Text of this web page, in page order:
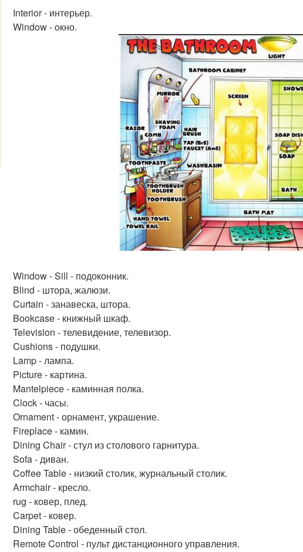
Interior - интерьер.
Window - окно.
Window - Sill - подоконник.
Blind - штора, жалюзи.
Curtain - занавеска, штора.
Bookcase - книжный шкаф.
Television - телевидение, телевизор.
Cushions - подушки.
Lamp - лампа.
Picture - картина.
Mantelpiece - каминная полка.
Clock - часы.
Ornament - орнамент, украшение.
Fireplace - камин.
Dining Chair - стул из столового гарнитура.
Sofa - диван.
Coffee Table - низкий столик, журнальный столик.
Armchair - кресло.
rug - ковер, плед.
Carpet - ковер.
Dining Table - обеденный стол.
Remote Control - пульт дистанционного управления.